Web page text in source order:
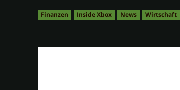
Finanzen Inside Xbox News Wirtschaft